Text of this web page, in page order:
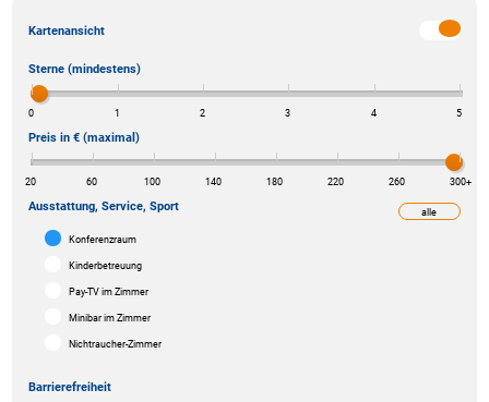
Kartenansicht
Sterne (mindestens)
0 1 2 3 4 5
Preis in € (maximal)
20 60 100 140 180 220 260 300+
alle
Ausstattung, Service, Sport
Konferenzraum
Kinderbetreuung
Pay-TV im Zimmer
Minibar im Zimmer
Nichtraucher-Zimmer
Barrierefreiheit